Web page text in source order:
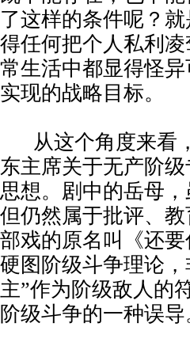
了这样的条件呢？
得任何把个人私利
常生活中都显得怪
实现的战略目标。
从这个角度来看
东主席关于无产阶
思想。剧中的岳母
但仍然属于批评、
部戏的原名叫《还
硬图阶级斗争理论
主”作为阶级敌人的
阶级斗争的一种误导